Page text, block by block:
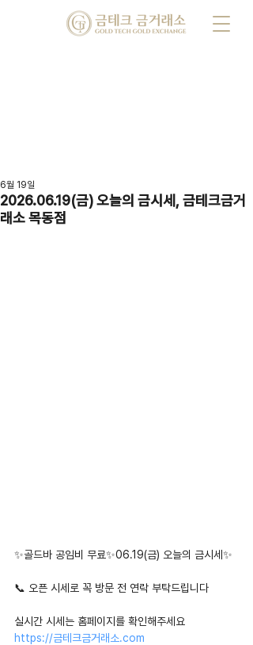
2026.06.19(금) 오늘의 금시세, 금테크금거
래소 목동점
6월 19일
✨골드바 공임비 무료✨06.19(금) 오늘의 금시세✨
📞 오픈 시세로 꼭 방문 전 연락 부탁드립니다
실시간 시세는 홈페이지를 확인해주세요
https://금테크금거래소.com